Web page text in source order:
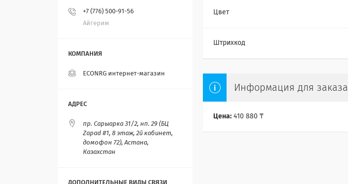
Цвет
Штрихкод
Информация для заказа
Цена: 410 880 ₸
+7 (776) 500-91-56
Айгерим
ECONRG интернет-магазин
пр. Сарыарка 31/2, нп. 29 (БЦ
Zapad #1, 8 этаж, 2й кабинет,
домофон 72), Астана,
Казахстан